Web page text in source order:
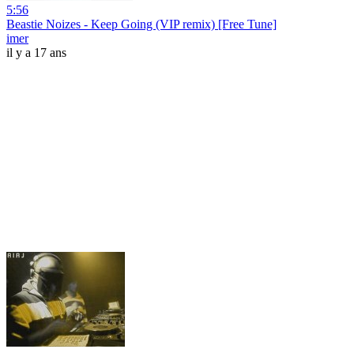
5:56
Beastie Noizes - Keep Going (VIP remix) [Free Tune]
imer
il y a 17 ans